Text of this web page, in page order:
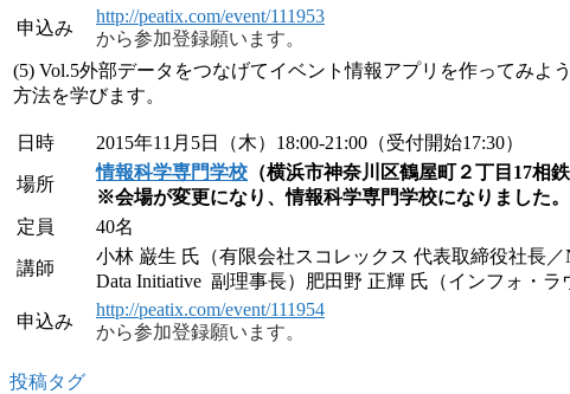
申込み
http://peatix.com/event/111953
から参加登録願います。
(5) Vol.5外部データをつなげてイベント情報アプリを作ってみ
方法を学びます。
日時 2015年11月5日（木）18:00-21:00（受付開始17:30）
場所
情報科学専門学校 （横浜市神奈川区鶴屋町２丁目17相
※会場が変更になり、情報科学専門学校になりました。
定員
40名
講師
小林 巌生 氏（有限会社スコレックス 代表取締役社長／
Data Initiative 副理事長）肥田野 正輝 氏（インフォ・ラ
申込み
http://peatix.com/event/111954
から参加登録願います。
投稿タグ